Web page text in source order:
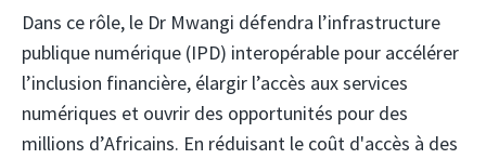
Dans ce rôle, le Dr Mwangi défendra l’infrastructure
publique numérique (IPD) interopérable pour accélérer
l’inclusion financière, élargir l’accès aux services
numériques et ouvrir des opportunités pour des
millions d’Africains. En réduisant le coût d'accès à des